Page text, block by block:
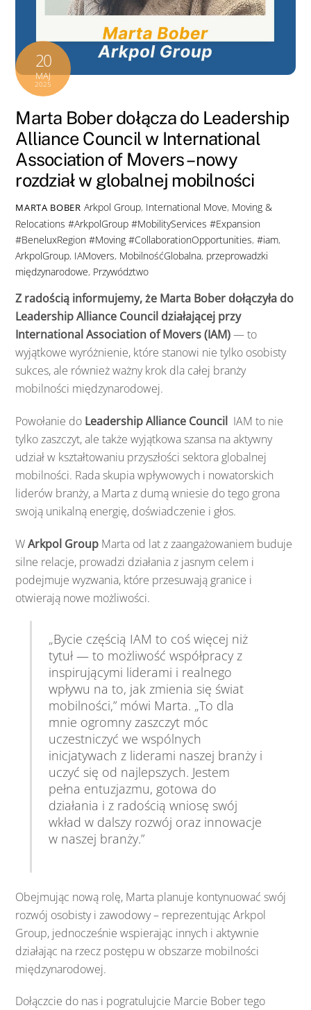
20
MAJ
2025
Marta Bober dołącza do Leadership
Alliance Council w International
Association of Movers – nowy
rozdział w globalnej mobilności
MARTA BOBER Arkpol Group, International Move, Moving &
Relocations #ArkpolGroup #MobilityServices #Expansion
#BeneluxRegion #Moving #CollaborationOpportunities,#iam,
ArkpolGroup, IAMovers, MobilnośćGlobalna, przeprowadzki
międzynarodowe, Przywództwo
Zradością informujemy,że Marta Bober dołączyła do
LeadershipAlliance Council działającej przy
InternationalAssociation ofMovers (IAM)—to
wyjątkowewyróżnienie, którestanowi nietylko osobisty
sukces,ale równieżważnykrok dla całej branży
mobilności międzynarodowej.
Powołanie do Leadership Alliance Council IAMto nie
tylkozaszczyt,aletakżewyjątkowaszansa naaktywny
udziałw kształtowaniu przyszłościsektora globalnej
mobilności. Radaskupiawpływowych i nowatorskich
liderów branży,a Martaz dumąwniesie dotego grona
swoją unikalną energię, doświadczenie i głos.
WArkpol Group Marta od latzzaangażowaniem buduje
silne relacje, prowadzi działaniaz jasnym celem i
podejmujewyzwania, które przesuwają granice i
otwierają nowe możliwości.
„Bycie częścią IAMto coświęcej niż
tytuł —to możliwośćwspółpracyz
inspirującymi liderami i realnego
wpływu nato, jakzmienia się świat
mobilności,” mówi Marta. „To dla
mnie ogromnyzaszczyt móc
uczestniczyćwewspólnych
inicjatywachz liderami naszej branży i
uczyć się od najlepszych. Jestem
pełna entuzjazmu,gotowa do
działania iz radościąwniosę swój
wkładw dalszy rozwój oraz innowacje
w naszej branży.”
Obejmując nową rolę, Marta planuje kontynuowaćswój
rozwój osobistyizawodowy – reprezentując Arkpol
Group, jednocześniewspierając innych iaktywnie
działając na rzecz postępuw obszarze mobilności
międzynarodowej.
Dołączcie do nas i pogratulujcie Marcie Bobertego